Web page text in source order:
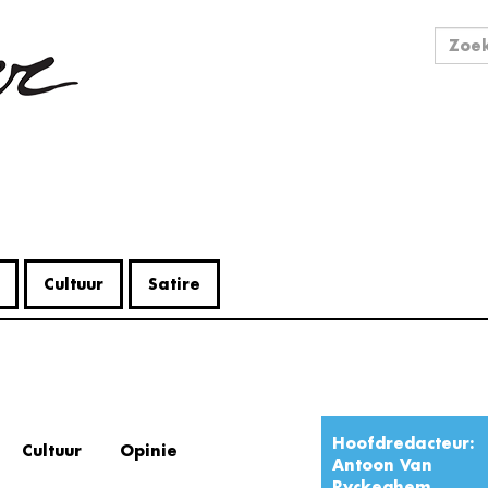
Cultuur Satire
Hoofdredacteur:
Antoon Van
Cultuur Opinie